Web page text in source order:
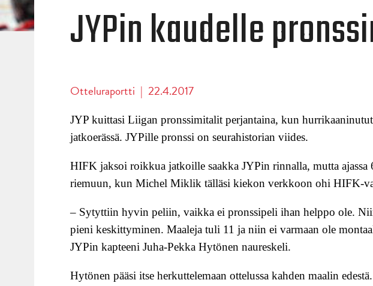
JYPin kaudelle
Otteluraportti | 22.4.2017
JYP kuittasi Liigan pronssimitalit perjantaina, kun
jatkoerässä. JYPille pronssi on seurahistorian viides.
HIFK jaksoi roikkua jatkoille saakka JYPin rinnalla, mutta ajassa
riemuun, kun Michel Miklik tälläsi kiekon verkkoon ohi HIFK-
– Sytyttiin hyvin peliin, vaikka ei pronssipeli ihan helppo ole.
pieni keskittyminen. Maaleja tuli 11 ja niin ei varmaan ole
JYPin kapteeni Juha-Pekka Hytönen naureskeli.
Hytönen pääsi itse herkuttelemaan ottelussa kahden maalin